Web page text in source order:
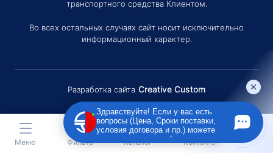
транспортного средства Клиентом.
Во всех остальных случаях сайт носит исключительно
информационный характер.
Разработка сайта Creative Custom
Меню Фильтр Каталог Контакты
Здравствуйте! Если у вас есть
вопросы (Цена, Сроки поставки,
условия договора и пр.) можете
задать их мне в чат!